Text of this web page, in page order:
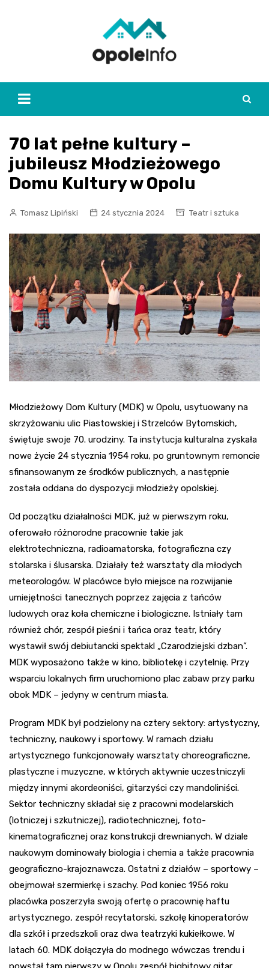
70 lat pełne kultury –
jubileusz Młodzieżowego
Domu Kultury w Opolu
Tomasz Lipiński 24 stycznia 2024 Teatr i sztuka
Młodzieżowy Dom Kultury (MDK) w Opolu, usytuowany na
skrzyżowaniu ulic Piastowskiej i Strzelców Bytomskich,
świętuje swoje 70. urodziny. Ta instytucja kulturalna zyskała
nowe życie 24 stycznia 1954 roku, po gruntownym remoncie
sfinansowanym ze środków publicznych, a następnie
została oddana do dyspozycji młodzieży opolskiej.
Od początku działalności MDK, już w pierwszym roku,
oferowało różnorodne pracownie takie jak
elektrotechniczna, radioamatorska, fotograficzna czy
stolarska i ślusarska. Działały też warsztaty dla młodych
meteorologów. W placówce było miejsce na rozwijanie
umiejętności tanecznych poprzez zajęcia z tańców
ludowych oraz koła chemiczne i biologiczne. Istniały tam
również chór, zespół pieśni i tańca oraz teatr, który
wystawił swój debiutancki spektakl „Czarodziejski dzban”.
MDK wyposażono także w kino, bibliotekę i czytelnię. Przy
wsparciu lokalnych firm uruchomiono plac zabaw przy parku
obok MDK – jedyny w centrum miasta.
Program MDK był podzielony na cztery sektory: artystyczny,
techniczny, naukowy i sportowy. W ramach działu
artystycznego funkcjonowały warsztaty choreograficzne,
plastyczne i muzyczne, w których aktywnie uczestniczyli
między innymi akordeoniści, gitarzyści czy mandoliniści.
Sektor techniczny składał się z pracowni modelarskich
(lotniczej i szkutniczej), radiotechnicznej, foto-
kinematograficznej oraz konstrukcji drewnianych. W dziale
naukowym dominowały biologia i chemia a także pracownia
geograficzno-krajoznawcza. Ostatni z działów – sportowy –
obejmował szermierkę i szachy. Pod koniec 1956 roku
placówka poszerzyła swoją ofertę o pracownię haftu
artystycznego, zespół recytatorski, szkołę kinoperatorów
dla szkół i przedszkoli oraz dwa teatrzyki kukiełkowe. W
latach 60. MDK dołączyła do modnego wówczas trendu i